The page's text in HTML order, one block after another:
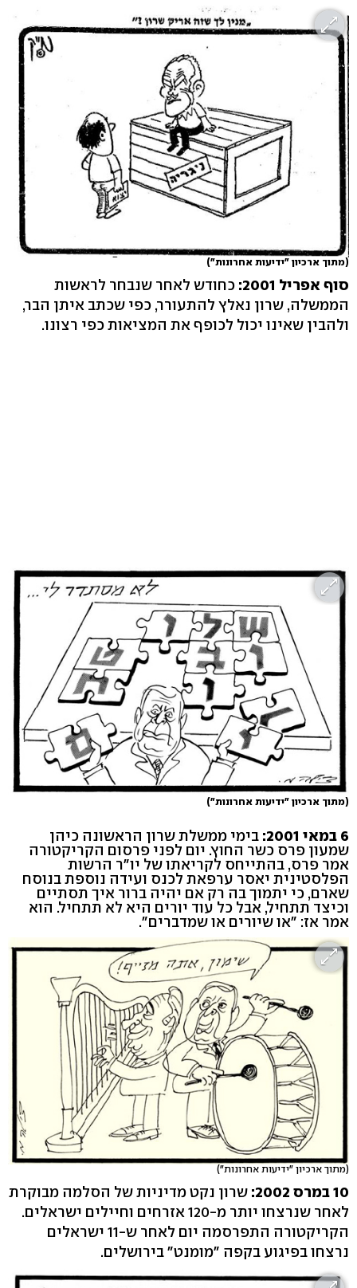
(מתוך ארכיון "ידיעות אחרונות")
סוף אפריל 2001:
כחודש לאחר שנבחר לראשות
הממשלה, שרון נאלץ להתעורר, כפי שכתב איתן הבר,
ולהבין שאינו יכול לכופף את המציאות כפי רצונו.
(מתוך ארכיון "ידיעות אחרונות")
6 במאי 2001: בימי ממשלת שרון הראשונה כיהן
שמעון פרס כשר החוץ. יום לפני פרסום הקריקטורה
אמר פרס, בהתייחס לקריאתו של יו"ר הרשות
הפלסטינית יאסר ערפאת לכנס ועידה נוספת בנוסח
שארם, כי יתמוך בה רק אם יהיה ברור איך תסתיים
וכיצד תתחיל, אבל כל עוד יורים היא לא תתחיל. הוא
אמר אז: "או שיורים או שמדברים".
(מתוך ארכיון "ידיעות אחרונות")
10 במרס 2002:
שרון נקט מדיניות של הסלמה מבוקרת
לאחר שנרצחו יותר מ-120 אזרחים וחיילים ישראלים.
הקריקטורה התפרסמה יום לאחר ש-11 ישראלים
נרצחו בפיגוע בקפה "מומנט" בירושלים.